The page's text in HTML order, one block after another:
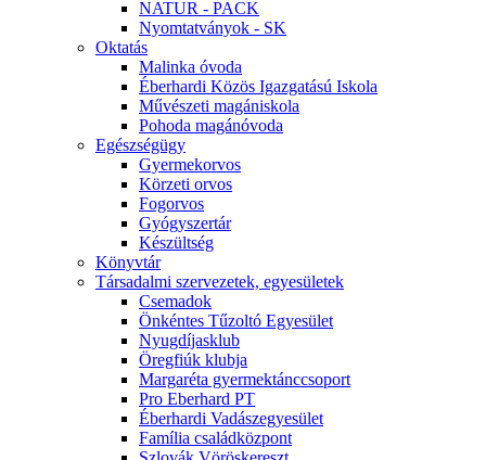
NATUR - PACK
Nyomtatványok - SK
Oktatás
Malinka óvoda
Éberhardi Közös Igazgatású Iskola
Művészeti magániskola
Pohoda magánóvoda
Egészségügy
Gyermekorvos
Körzeti orvos
Fogorvos
Gyógyszertár
Készültség
Könyvtár
Társadalmi szervezetek, egyesületek
Csemadok
Önkéntes Tűzoltó Egyesület
Nyugdíjasklub
Öregfiúk klubja
Margaréta gyermektánccsoport
Pro Eberhard PT
Éberhardi Vadászegyesület
Família családközpont